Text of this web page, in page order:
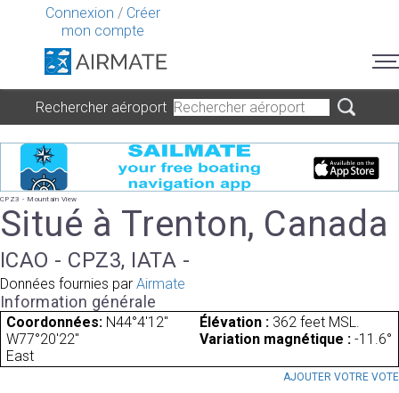
Connexion / Créer
mon compte
Rechercher aéroport
CPZ3 - Mountain View
Situé à Trenton, Canada
ICAO - CPZ3, IATA -
Données fournies par Airmate
Information générale
Coordonnées: N44°4'12"
W77°20'22"
Élévation : 362 feet MSL.
Variation magnétique : -11.6°
East
AJOUTER VOTRE VOTE